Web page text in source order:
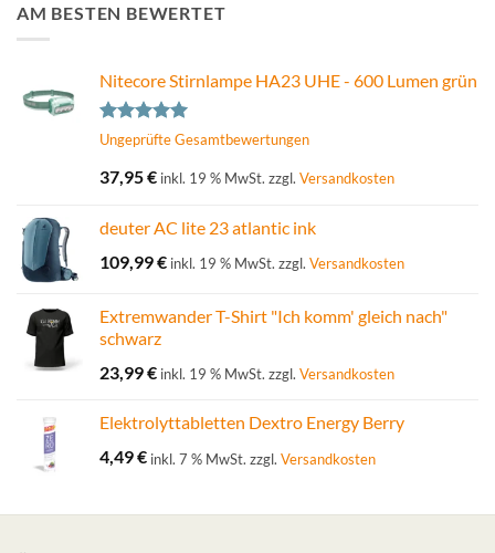
AM BESTEN BEWERTET
Nitecore Stirnlampe HA23 UHE - 600 Lumen grün
Bewertet
mit 5.00
von 5
Ungeprüfte Gesamtbewertungen
37,95€ inkl. 19 % MwSt. zzgl. Versandkosten
deuter AC lite 23 atlantic ink
109,99€ inkl. 19 % MwSt. zzgl. Versandkosten
Extremwander T-Shirt "Ich komm' gleich nach"
schwarz
23,99€ inkl. 19 % MwSt. zzgl. Versandkosten
Elektrolyttabletten Dextro Energy Berry
4,49€ inkl. 7 % MwSt. zzgl. Versandkosten